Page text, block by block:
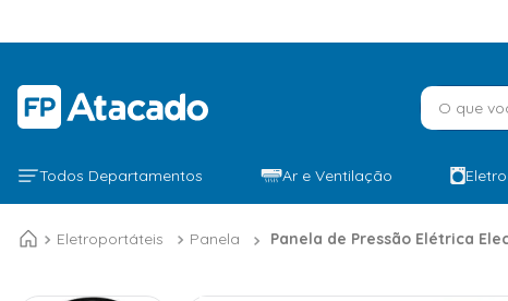
O que
Todos Departamentos Ar e Ventilação
Eletroportáteis Panela Panela de Pressão Elétrica